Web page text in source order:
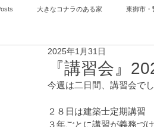
大きなコナラのある家 東御市・
カラマツの森の中の家 鈴玲ヶ丘の家
『講習会』
2025年1月31日
今週は二日間、講習会でし
２８日は建築士定期講習
３年ごとに講習が義務づ